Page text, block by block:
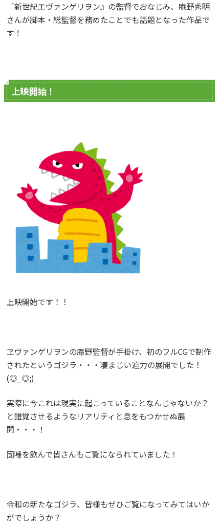
『新世紀エヴァンゲリヲン』の監督でおなじみ、庵野秀明
さんが脚本・総監督を務めたことでも話題となった作品で
す！
上映開始！
上映開始です！！
ヱヴァンゲリヲンの庵野監督が手掛け、初のフルCGで制作
されたというゴジラ・・・凄まじい迫力の展開でした！
(◎_◎;)
実際に今これは現実に起こっていることなんじゃないか？
と錯覚させるようなリアリティと息をもつかせぬ展
開・・・！
固唾を飲んで皆さんもご覧になられていました！
令和の新たなゴジラ、皆様もぜひご覧になってみてはいか
がでしょうか？